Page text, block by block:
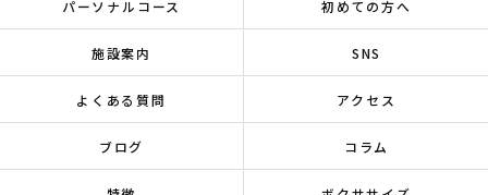
パーソナルコース 初めての方へ
施設案内 SNS
よくある質問 アクセス
ブログ コラム